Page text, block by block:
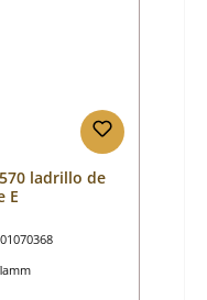
ladrillo de
E
01070368